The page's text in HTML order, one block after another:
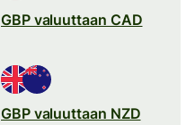
GBP valuuttaan CAD
GBP valuuttaan NZD